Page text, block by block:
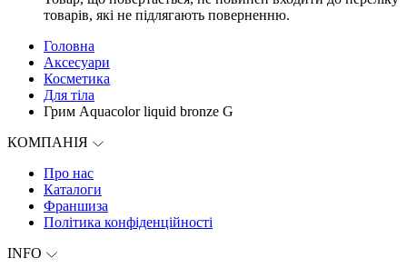
товарів, які не підлягають поверненню.
Головна
Аксесуари
Косметика
Для тіла
Грим Aquacolor liquid bronze G
КОМПАНІЯ
Про нас
Каталоги
Франшиза
Політика конфіденційності
INFO